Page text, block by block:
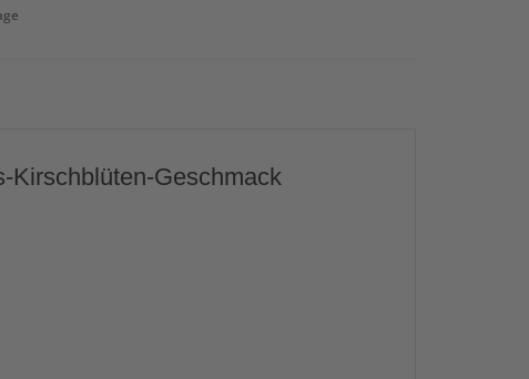
Kirschblüten-Geschmack